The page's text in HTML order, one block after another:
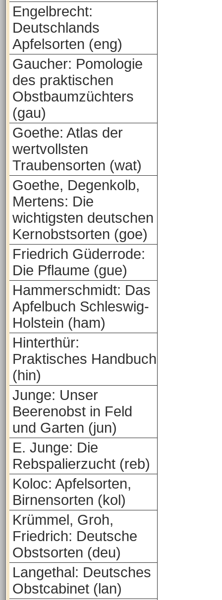
Engelbrecht:
Deutschlands
Apfelsorten (eng)
Gaucher: Pomologie
des praktischen
Obstbaumzüchters
(gau)
Goethe: Atlas der
wertvollsten
Traubensorten (wat)
Goethe, Degenkolb,
Mertens: Die
wichtigsten deutschen
Kernobstsorten (goe)
Friedrich Güderrode:
Die Pflaume (gue)
Hammerschmidt: Das
Apfelbuch Schleswig-
Holstein (ham)
Hinterthür:
Praktisches Handbuch
(hin)
Junge: Unser
Beerenobst in Feld
und Garten (jun)
E. Junge: Die
Rebspalierzucht (reb)
Koloc: Apfelsorten,
Birnensorten (kol)
Krümmel, Groh,
Friedrich: Deutsche
Obstsorten (deu)
Langethal: Deutsches
Obstcabinet (lan)